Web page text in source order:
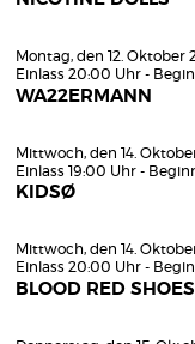
Montag, den 12. Oktober
Einlass 20:00 Uhr -
WA22ERMANN
Mittwoch, den 14.
Einlass 19:00 Uhr -
KIDSØ
Mittwoch, den 14.
Einlass 20:00 Uhr -
BLOOD RED SHOES